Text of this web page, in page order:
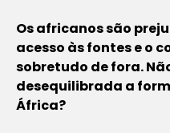
Os africanos são
acesso às fontes e o
sobretudo de fora.
desequilibrada a
África?